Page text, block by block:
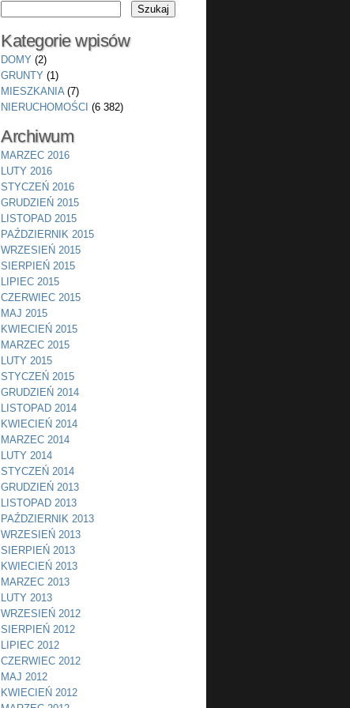
Kategorie wpisów
DOMY (2)
GRUNTY (1)
MIESZKANIA(7)
NIERUCHOMOŚCI (6 382)
Archiwum
MARZEC 2016
LUTY 2016
STYCZEŃ 2016
GRUDZIEŃ 2015
LISTOPAD 2015
PAŹDZIERNIK 2015
WRZESIEŃ 2015
SIERPIEŃ 2015
LIPIEC 2015
CZERWIEC 2015
MAJ 2015
KWIECIEŃ 2015
MARZEC 2015
LUTY 2015
STYCZEŃ 2015
GRUDZIEŃ 2014
LISTOPAD 2014
KWIECIEŃ 2014
MARZEC 2014
LUTY 2014
STYCZEŃ 2014
GRUDZIEŃ 2013
LISTOPAD 2013
PAŹDZIERNIK 2013
WRZESIEŃ 2013
SIERPIEŃ 2013
KWIECIEŃ 2013
MARZEC 2013
LUTY 2013
WRZESIEŃ 2012
SIERPIEŃ 2012
LIPIEC 2012
CZERWIEC 2012
MAJ 2012
KWIECIEŃ 2012